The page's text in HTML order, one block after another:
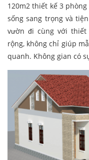
120m2 thiết kế 3
sống sang trọng và
vườn đi cùng với
rộng, không chỉ giúp
quanh. Không gian có